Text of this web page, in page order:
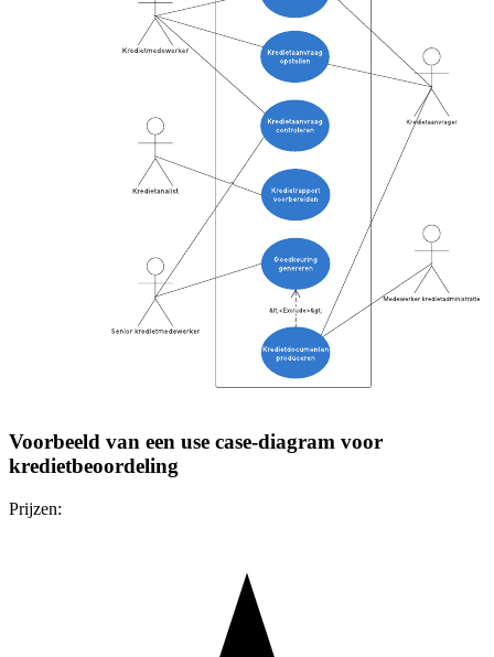
Voorbeeld van een use case-diagram voor
kredietbeoordeling
Prijzen: